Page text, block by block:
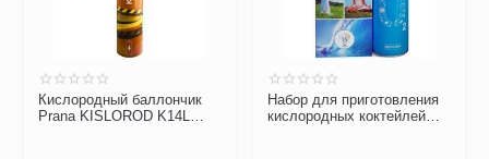
Кислородный баллончик
Prana KISLOROD K14L
Набор для приготовления
кислородных коктейлей